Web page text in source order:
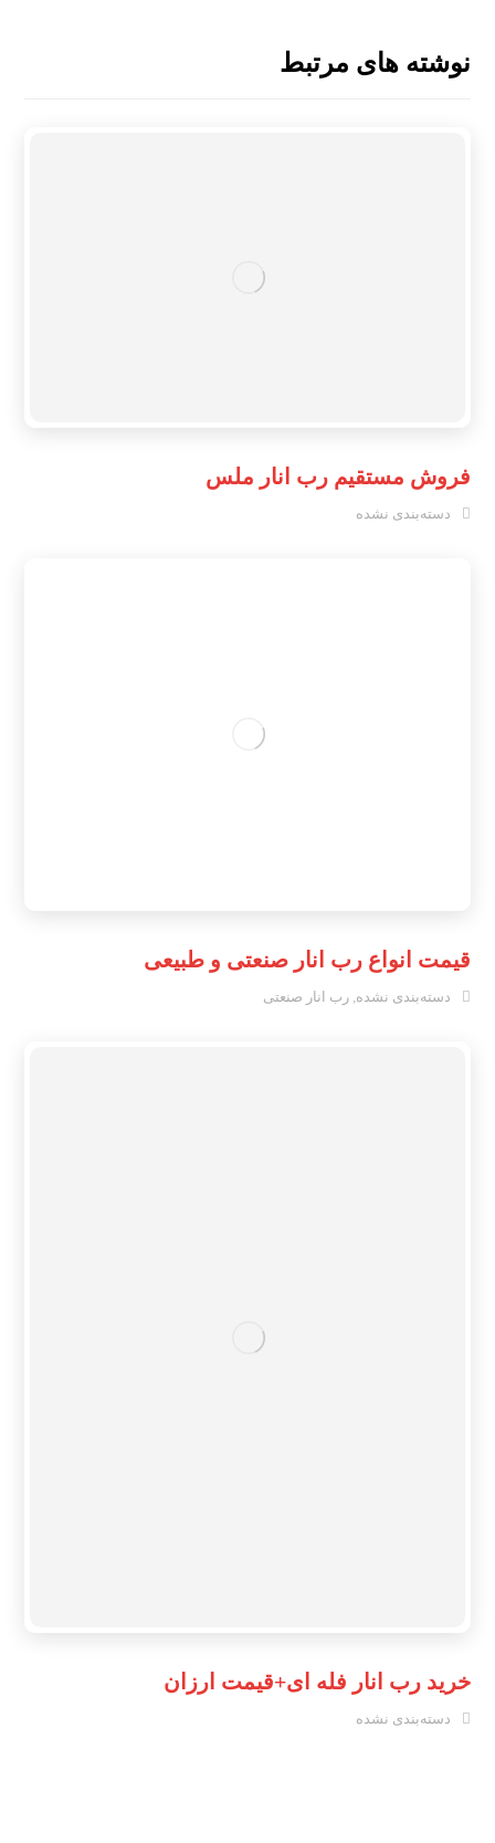
نوشته های مرتبط
فروش مستقیم رب انار ملس
دسته‌بندی نشده
قیمت انواع رب انار صنعتی و طبیعی
دسته‌بندی نشده,رب انار صنعتی
خرید رب انار فله ای+قیمت ارزان
دسته‌بندی نشده